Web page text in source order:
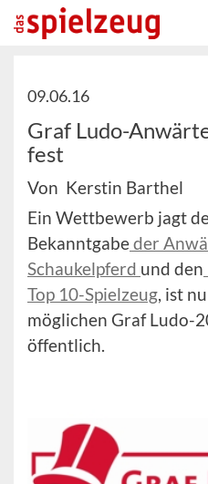
09.06.16
Graf Ludo-
fest
Von Kerstin Barthel
Ein Wettbewerb jagt
Bekanntgabeder
Schaukelpferd und den
Top 10-Spielzeug, ist
möglichen Graf Ludo-
öffentlich.